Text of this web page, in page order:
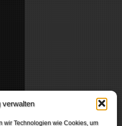
verwalten
wir Technologien wie Cookies, um